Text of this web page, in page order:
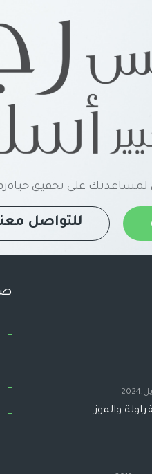
على تحقيق
للتواصل
والموز